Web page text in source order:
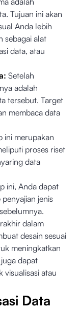
Tujuan ini akan
Anda lebih
sebagai alat
data, atau
Setelah
adalah
tersebut. Target
membaca data
ini merupakan
proses riset
data
ini, Anda dapat
jenis
dalam
desain sesuai
meningkatkan
dapat
visualisasi atau
Data